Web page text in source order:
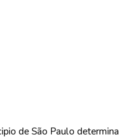
de São Paulo determina